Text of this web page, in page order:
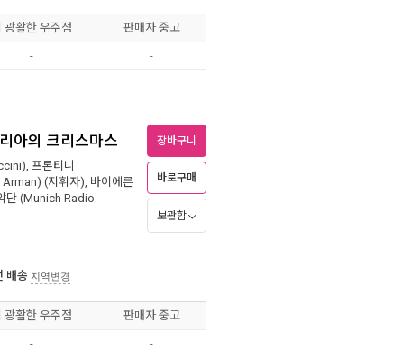
광활한 우주점 판매자 중고
- -
아의 크리스마스
, 프론티니
Arman) (지휘자), 바이에른
단 (Munich Radio
배송 지역변경
장바구니
바로구매
보관함
광활한 우주점 판매자 중고
- -